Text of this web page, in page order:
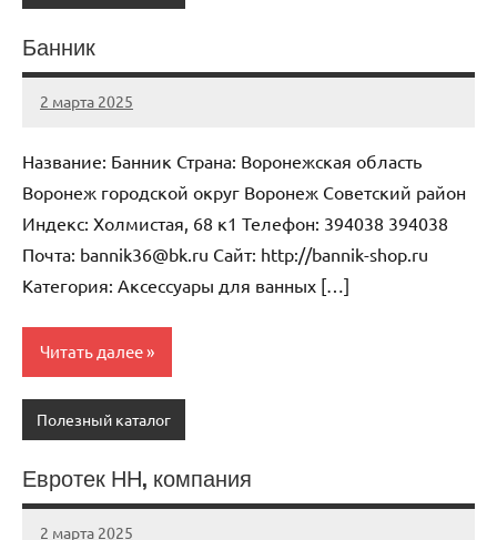
Банник
2 марта 2025
Anisa
Нет
Название: Банник Страна: Воронежская область
Воронеж городской округ Воронеж Советский район
Индекс: Холмистая, 68 к1 Телефон: 394038 394038
Почта: bannik36@bk.ru Cайт: http://bannik-shop.ru
Категория: Аксессуары для ванных […]
Читать далее
Полезный каталог
Евротек НН, компания
2 марта 2025